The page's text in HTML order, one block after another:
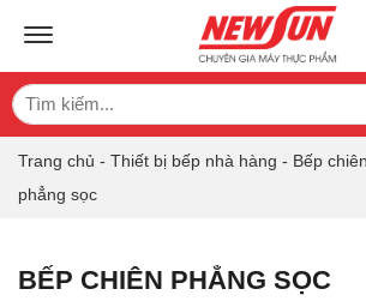
TOGGLE NAVIGATION
Search
for:
Trang chủ - Thiết bị bếp nhà hàng - Bếp
phẳng sọc
BẾP CHIÊN PHẲNG SỌC